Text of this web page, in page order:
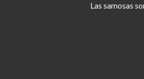
Las samosas